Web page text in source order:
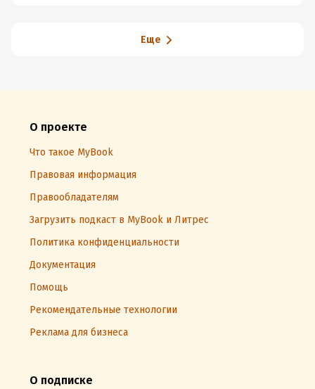
Еще
О проекте
Что такое MyBook
Правовая информация
Правообладателям
Загрузить подкаст в MyBook и Литрес
Политика конфиденциальности
Документация
Помощь
Рекомендательные технологии
Реклама для бизнеса
О подписке